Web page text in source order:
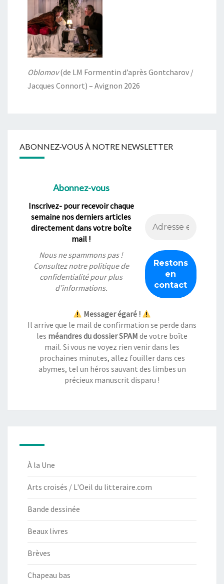
Oblomov(de LM Formentin d’après Gontcharov /
Jacques Connort) – Avignon 2026
ABONNEZ-VOUS À NOTRE NEWSLETTER
Abonnez-vous
Inscrivez- pour recevoir chaque
semaine nos derniers articles
directement dans votre boîte
mail !
Nous ne spammons pas !
Consultez notrepolitique de
confidentialitépour plus
d’informations.
Messager égaré !
Il arrive que le mail de confirmation se perde dans
les méandres du dossier SPAM de votre boîte
mail. Si vous ne voyez rien venir dans les
prochaines minutes, allez fouiller dans ces
abymes, tel un héros sauvant des limbes un
précieux manuscrit disparu !
À la Une
Arts croisés / L'Oeil du litteraire.com
Bande dessinée
Beaux livres
Brèves
Chapeau bas